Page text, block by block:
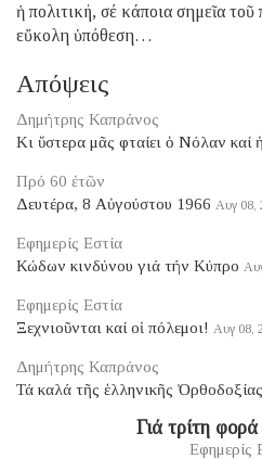
ἡ πολιτική, σέ κάποια σημεῖα
εὔκολη ὑπόθεση…
Απόψεις
Δημήτρης Καπράνος
Κι ὕστερα μᾶς φταίει ὁ Νόλαν
Πρό 60 ἐτῶν
Δευτέρα, 8 Αὐγούστου 1966 Αυγ 08,
Εφημερίς Εστία
Κώδων κινδύνου γιά τήν Κύπρο
Εφημερίς Εστία
Ξεχνιοῦνται καί οἱ πόλεμοι! Αυγ 08,
Δημήτρης Καπράνος
Τά καλά τῆς ἑλληνικῆς Ὀρθοδοξίας
Γιά τρίτη
Εφημερίς